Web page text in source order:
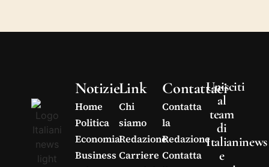
Notizie
Home
Politica
Economia
Business
Link
Chi
siamo
Redazione
Carriere
Contattaci
Contatta
la
Redazione
Contatta
Unisciti
al
team
di
Italianinews
e